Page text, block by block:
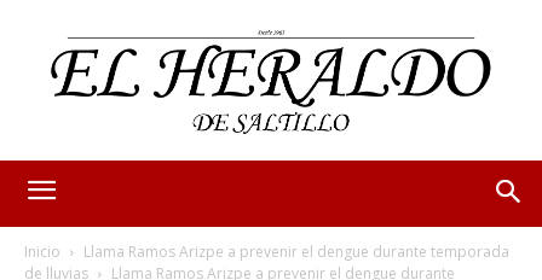
Inicio
Llama Ramos Arizpe a prevenir el dengue durante temporada
de lluvias
Llama Ramos Arizpe a prevenir el dengue durante